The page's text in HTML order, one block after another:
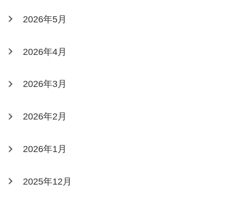
2026年5月
2026年4月
2026年3月
2026年2月
2026年1月
2025年12月